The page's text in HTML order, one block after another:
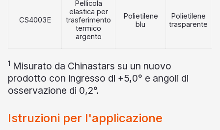
CS4003E
Pellicola
elastica per
trasferimento
termico
argento
Polietilene
blu
Polietilene
trasparente
1 Misurato da Chinastars su un nuovo
prodotto con ingresso di +5,0° e angoli di
osservazione di 0,2°.
Istruzioni per l'applicazione